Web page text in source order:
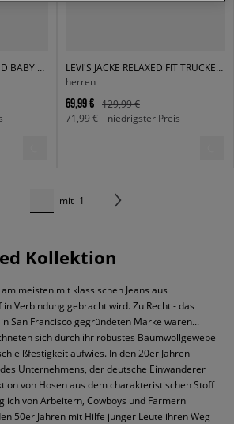
LEVI'S T-SHIRT SS RELAXED BABY TAB T NEUTRALS
LEVI'S JACKE RELAXED FIT TRUCKER MED INDIGO
herren
69,99 €
129,99 €
71,99 € - niedrigster Preis
mit 1
Kollektion
meisten mit klassischen Jeans aus
Verbindung gebracht wird. Zu Recht - das
San Francisco gegründeten Marke waren...
sich durch ihr robustes Baumwollgewebe
aufwies. In den 20er Jahren
Unternehmens, der deutsche Einwanderer
von Hosen aus dem charakteristischen Stoff
von Arbeitern, Cowboys und Farmern
50er Jahren mit Hilfe junger Leute ihren Weg